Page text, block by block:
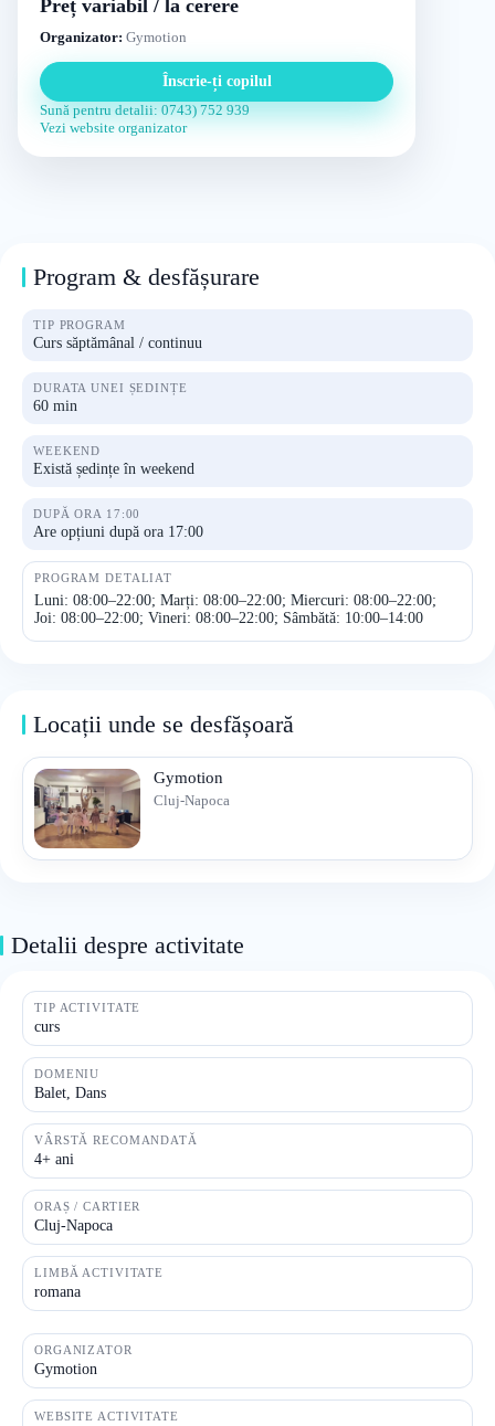
Preț variabil / la cerere
Organizator: Gymotion
Înscrie-ți copilul
Sună pentru detalii: 0743) 752 939
Vezi website organizator
Program & desfășurare
TIP PROGRAM
Curs săptămânal / continuu
DURATA UNEI ȘEDINȚE
60 min
WEEKEND
Există ședințe în weekend
DUPĂ ORA 17:00
Are opțiuni după ora 17:00
PROGRAM DETALIAT
Luni: 08:00–22:00; Marți: 08:00–22:00; Miercuri: 08:00–22:00;
Joi: 08:00–22:00; Vineri: 08:00–22:00; Sâmbătă: 10:00–14:00
Locații unde se desfășoară
Gymotion
Cluj-Napoca
Detalii despre activitate
TIP ACTIVITATE
curs
DOMENIU
Balet, Dans
VÂRSTĂ RECOMANDATĂ
4+ ani
ORAȘ / CARTIER
Cluj-Napoca
LIMBĂ ACTIVITATE
romana
ORGANIZATOR
Gymotion
WEBSITE ACTIVITATE